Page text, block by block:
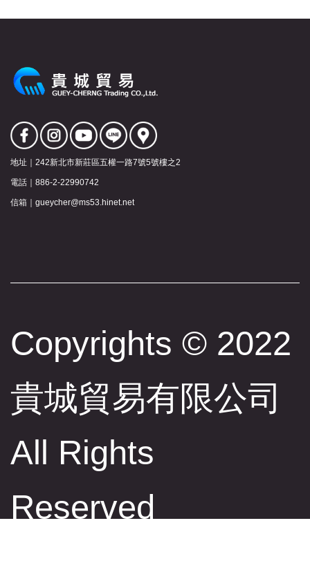
地址｜ 242新北市新莊區五權一路7號5號樓之2
電話｜ 886-2-22990742
信箱｜ gueycher@ms53.hinet.net
Copyrights © 2022
貴城貿易有限公司
All Rights
Reserved